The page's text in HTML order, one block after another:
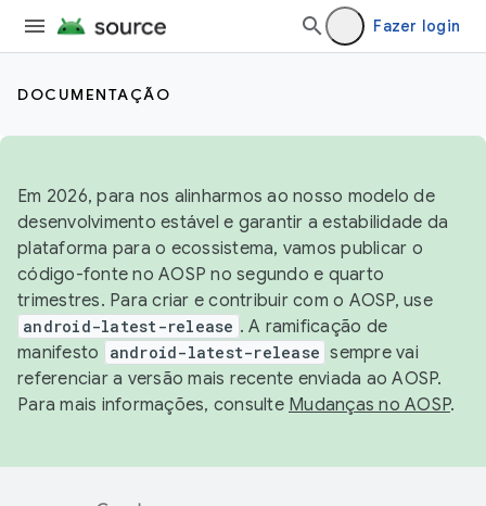
Fazer login
DOCUMENTAÇÃO
Em 2026, para nos alinharmos ao nosso modelo de
desenvolvimento estável e garantir a estabilidade da
plataforma para o ecossistema, vamos publicar o
código-fonte no AOSP no segundo e quarto
trimestres. Para criar e contribuir com o AOSP, use
android-latest-release . A ramificação de
manifesto
android-latest-release sempre vai
referenciar a versão mais recente enviada ao AOSP.
Para mais informações, consulte Mudanças no AOSP.